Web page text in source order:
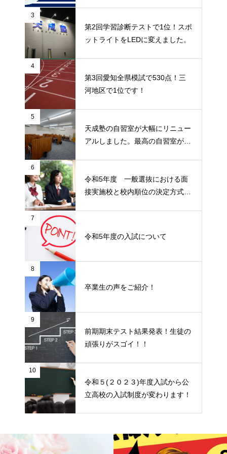
3
第2回学習診断テストで1位！スポ
ットライトをLEDに変えました。
4
第3回愛知全県模試で530点！三
河地区で1位です！
5
天成塾の自習室が大幅にリニュー
アルしました。最高の自習室が出
6
令和5年度 一般選抜における面
接実施校と校内順位の決定方式に
7
令和5年度の入試について
8
卒業生の声をご紹介！
9
前期期末テスト結果発表！生徒の
頑張りがスゴイ！！
10
令和５(２０２３)年度入試から公
立高校の入試制度が変わります！